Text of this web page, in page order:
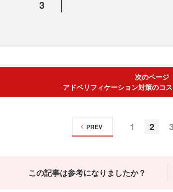
3
次のページ
アドベリフィケーション対策のコ
1 2
PREV
この記事は参考になりましたか？